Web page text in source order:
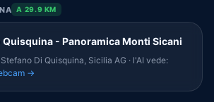
A 29.9 KM
Quisquina - Panoramica Monti Sicani
Stefano Di Quisquina, Sicilia AG · l'AI vede:
→